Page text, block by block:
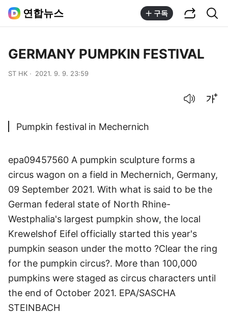
연합뉴스 구독
GERMANY PUMPKIN FESTIVAL
ST HK 2021. 9. 9. 23:59
Pumpkin festival in Mechernich
epa09457560 A pumpkin sculpture forms a
circus wagon on a field in Mechernich, Germany,
09 September 2021. With what is said to be the
German federal state of North Rhine-
Westphalia's largest pumpkin show, the local
Krewelshof Eifel officially started this year's
pumpkin season under the motto ?Clear the ring
for the pumpkin circus?. More than 100,000
pumpkins were staged as circus characters until
the end of October 2021. EPA/SASCHA
STEINBACH